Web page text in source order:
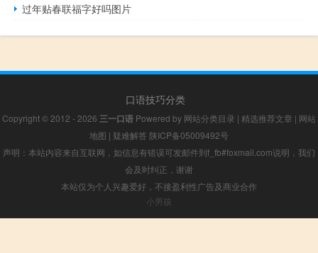
过年贴春联福字好吗图片
口语技巧分类
Copyright © 2012 - 2026 三一口语 Powered by 网站分类目录 | 精选推荐文章 | 网站
地图 | 疑难解答 陕ICP备05009492号
声明：本站内容来自互联网，如信息有错误可发邮件到f_fb#foxmail.com说明，我们
会及时纠正，谢谢
本站仅为个人兴趣爱好，不接盈利性广告及商业合作
小男孩